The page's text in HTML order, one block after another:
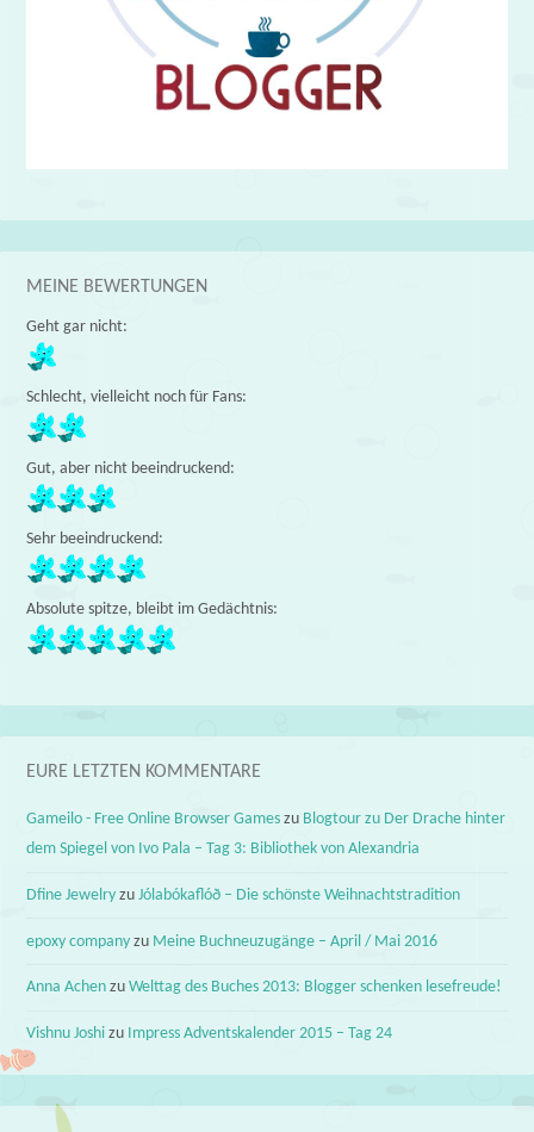
MEINE BEWERTUNGEN
Geht gar nicht:
Schlecht, vielleicht noch für Fans:
Gut, aber nicht beeindruckend:
Sehr beeindruckend:
Absolute spitze, bleibt im Gedächtnis:
EURE LETZTEN KOMMENTARE
Gameilo - Free Online Browser Games zu Blogtour zu Der Drache hinter
dem Spiegel von Ivo Pala – Tag 3: Bibliothek von Alexandria
Dfine Jewelry zuJólabókaflóð – Die schönste Weihnachtstradition
epoxy company zu Meine Buchneuzugänge – April / Mai 2016
Anna Achen zuWelttag des Buches 2013: Blogger schenken lesefreude!
Vishnu Joshi zu Impress Adventskalender 2015 – Tag 24